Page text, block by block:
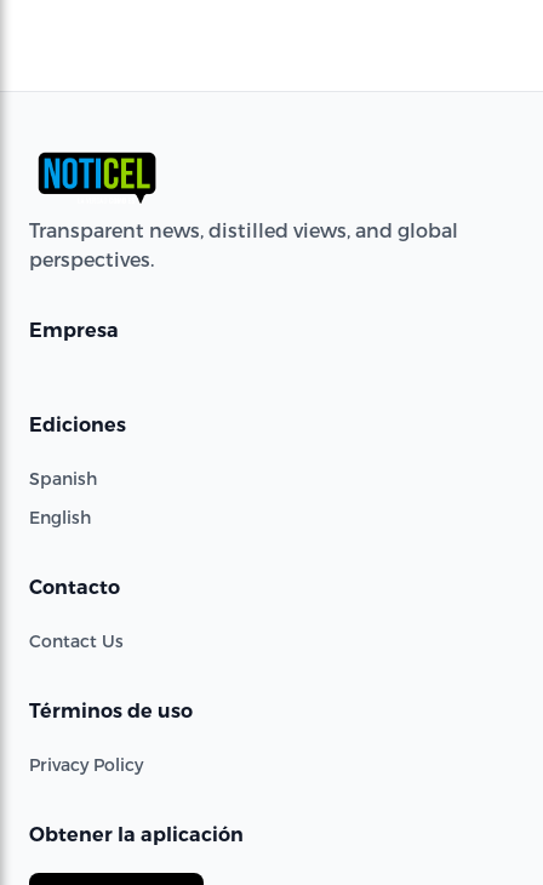
Transparent news, distilled views, and global
perspectives.
Empresa
Ediciones
Spanish
English
Contacto
Contact Us
Términos de uso
Privacy Policy
Obtener la aplicación